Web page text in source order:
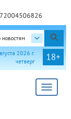
новостям
18+
2026 г.
четверг
Toggle